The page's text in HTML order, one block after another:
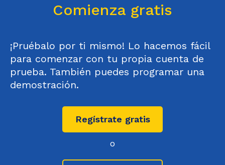
Comienza gratis
¡Pruébalo por ti mismo! Lo hacemos fácil
para comenzar con tu propia cuenta de
prueba. También puedes programar una
demostración.
Regístrate gratis
o